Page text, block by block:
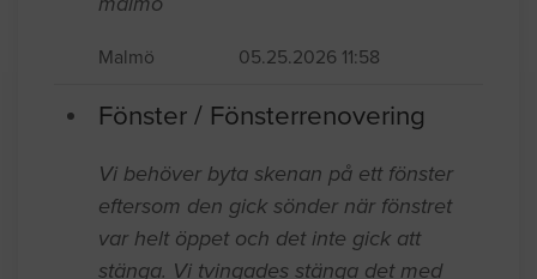
behöver renoveras i fristående villa i
malmö
Fönster / Fönsterrenovering